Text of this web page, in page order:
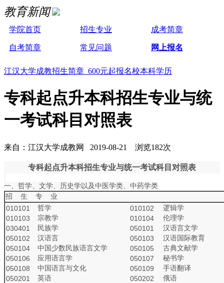
教育新闻
学院首页 招生专业 成考简章
自考简章 常见问题 网上报名
江汉大学成教招生简章 600元起报名校本科学历
专科起点升本科招生专业与统
一考试科目对照表
来自：江汉大学成教网 2019-08-21 浏览182次
专科起点升本科招生专业与统一考试科目对照表
一、哲学、文学、历史学以及中医学类、中药学类
招 生 专 业
010101
哲学 010102
逻辑学
010103
宗教学 010104
伦理学
030401
民族学 050101
汉语言文学
050102
汉语言 050103
汉语国际教育
050104
中国少数民族语言文学 050105
古典文献学
050106
应用语言学 050107
秘书学
050108
中国语言与文化 050109
手语翻译
050201
英语 050202
俄语